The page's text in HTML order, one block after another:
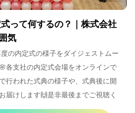
式って何するの？｜株式会社
気
の内定式の様子をダイジェストムー
各支社の内定式会場をオンラインで
行われた式典の様子や、式典後に開
届けします🙌是非最後までご視聴く